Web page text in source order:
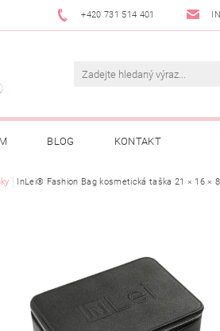
+420 731 514 401
BLOG KONTAKT
InLei® Fashion Bag kosmetická taška 21 × 16 ×